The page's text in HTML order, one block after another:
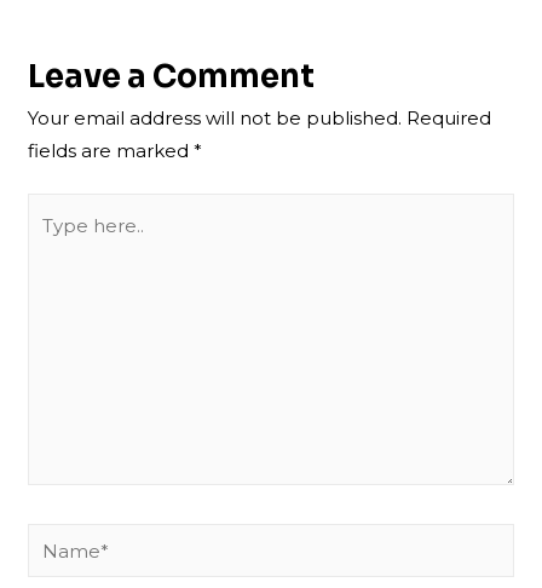
Leave a Comment
Your email address will not be published. Required
fields are marked*
here..
Name*